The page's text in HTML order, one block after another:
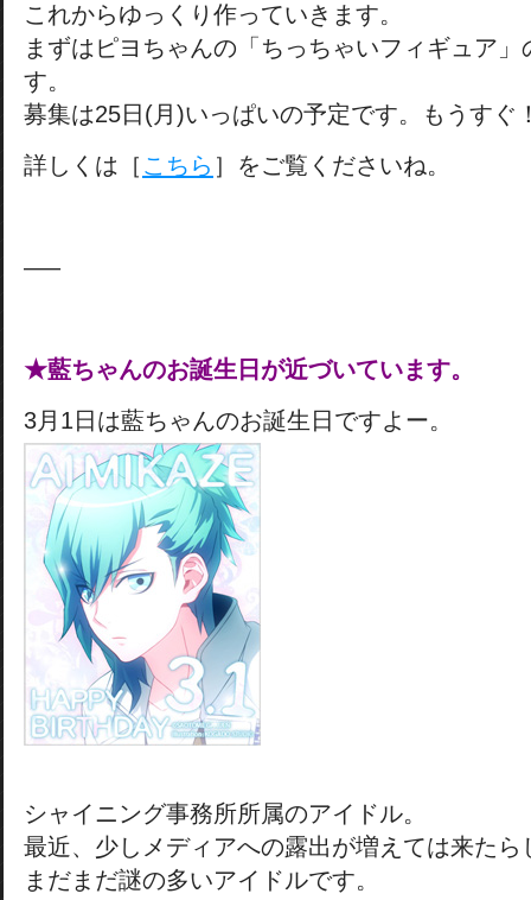
これからゆっくり作っていきます。
まずはピヨちゃんの「ちっちゃいフィギュア
す。
募集は25日(月)いっぱいの予定です。もうすぐ
詳しくは［ こちら ］をご覧くださいね。
—–
★藍ちゃんのお誕生日が近づいています。
3月1日は藍ちゃんのお誕生日ですよー。
シャイニング事務所所属のアイドル。
最近、少しメディアへの露出が増えては来たら
まだまだ謎の多いアイドルです。